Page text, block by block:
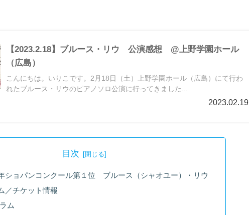
【2023.2.18】ブルース・リウ 公演感想 @上野学園ホール
（広島）
こんにちは。いりこです。2月18日（土）上野学園ホール（広島）にて行わ
れたブルース・リウのピアノソロ公演に行ってきました...
2023.02.19
目次
ショパンコンクール第１位 ブルース（シャオユー）・リウ
／チケット情報
ム